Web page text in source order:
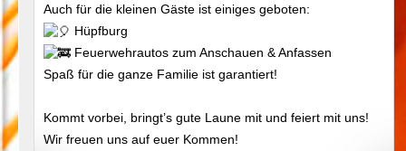
Auch für die kleinen Gäste ist einiges geboten:
Hüpfburg
Feuerwehrautos zum Anschauen & Anfassen
Spaß für die ganze Familie ist garantiert!
Kommt vorbei, bringt’s gute Laune mit und feiert mit uns!
Wir freuen uns auf euer Kommen!